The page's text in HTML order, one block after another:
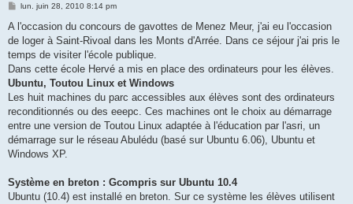
M
s
a
g
lun. juin 28, 2010 8:14 pm
A l'occasion du concours de gavottes de Menez Meur, j'ai eu l'occasion
de loger à Saint-Rivoal dans les Monts d'Arrée. Dans ce séjour j'ai pris le
temps de visiter l'école publique.
Dans cette école Hervé a mis en place des ordinateurs pour les élèves.
Ubuntu, Toutou Linux et Windows
Les huit machines du parc accessibles aux élèves sont des ordinateurs
reconditionnés ou des eeepc. Ces machines ont le choix au démarrage
entre une version de Toutou Linux adaptée à l'éducation par l'asri, un
démarrage sur le réseau Abulédu (basé sur Ubuntu 6.06), Ubuntu et
Windows XP.
Système en breton : Gcompris sur Ubuntu 10.4
Ubuntu (10.4) est installé en breton. Sur ce système les élèves utilisent